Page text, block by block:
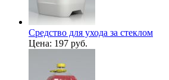
Средство для ухода за стеклом
Цена: 197 руб.